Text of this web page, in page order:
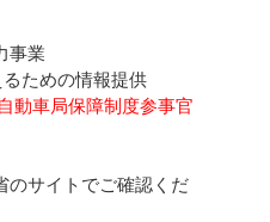
事業
るための情報提供
動車局保障制度参事官
のサイトでご確認くだ